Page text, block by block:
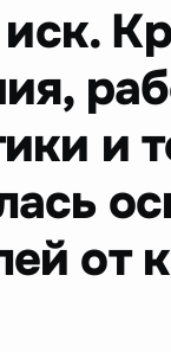
и
от